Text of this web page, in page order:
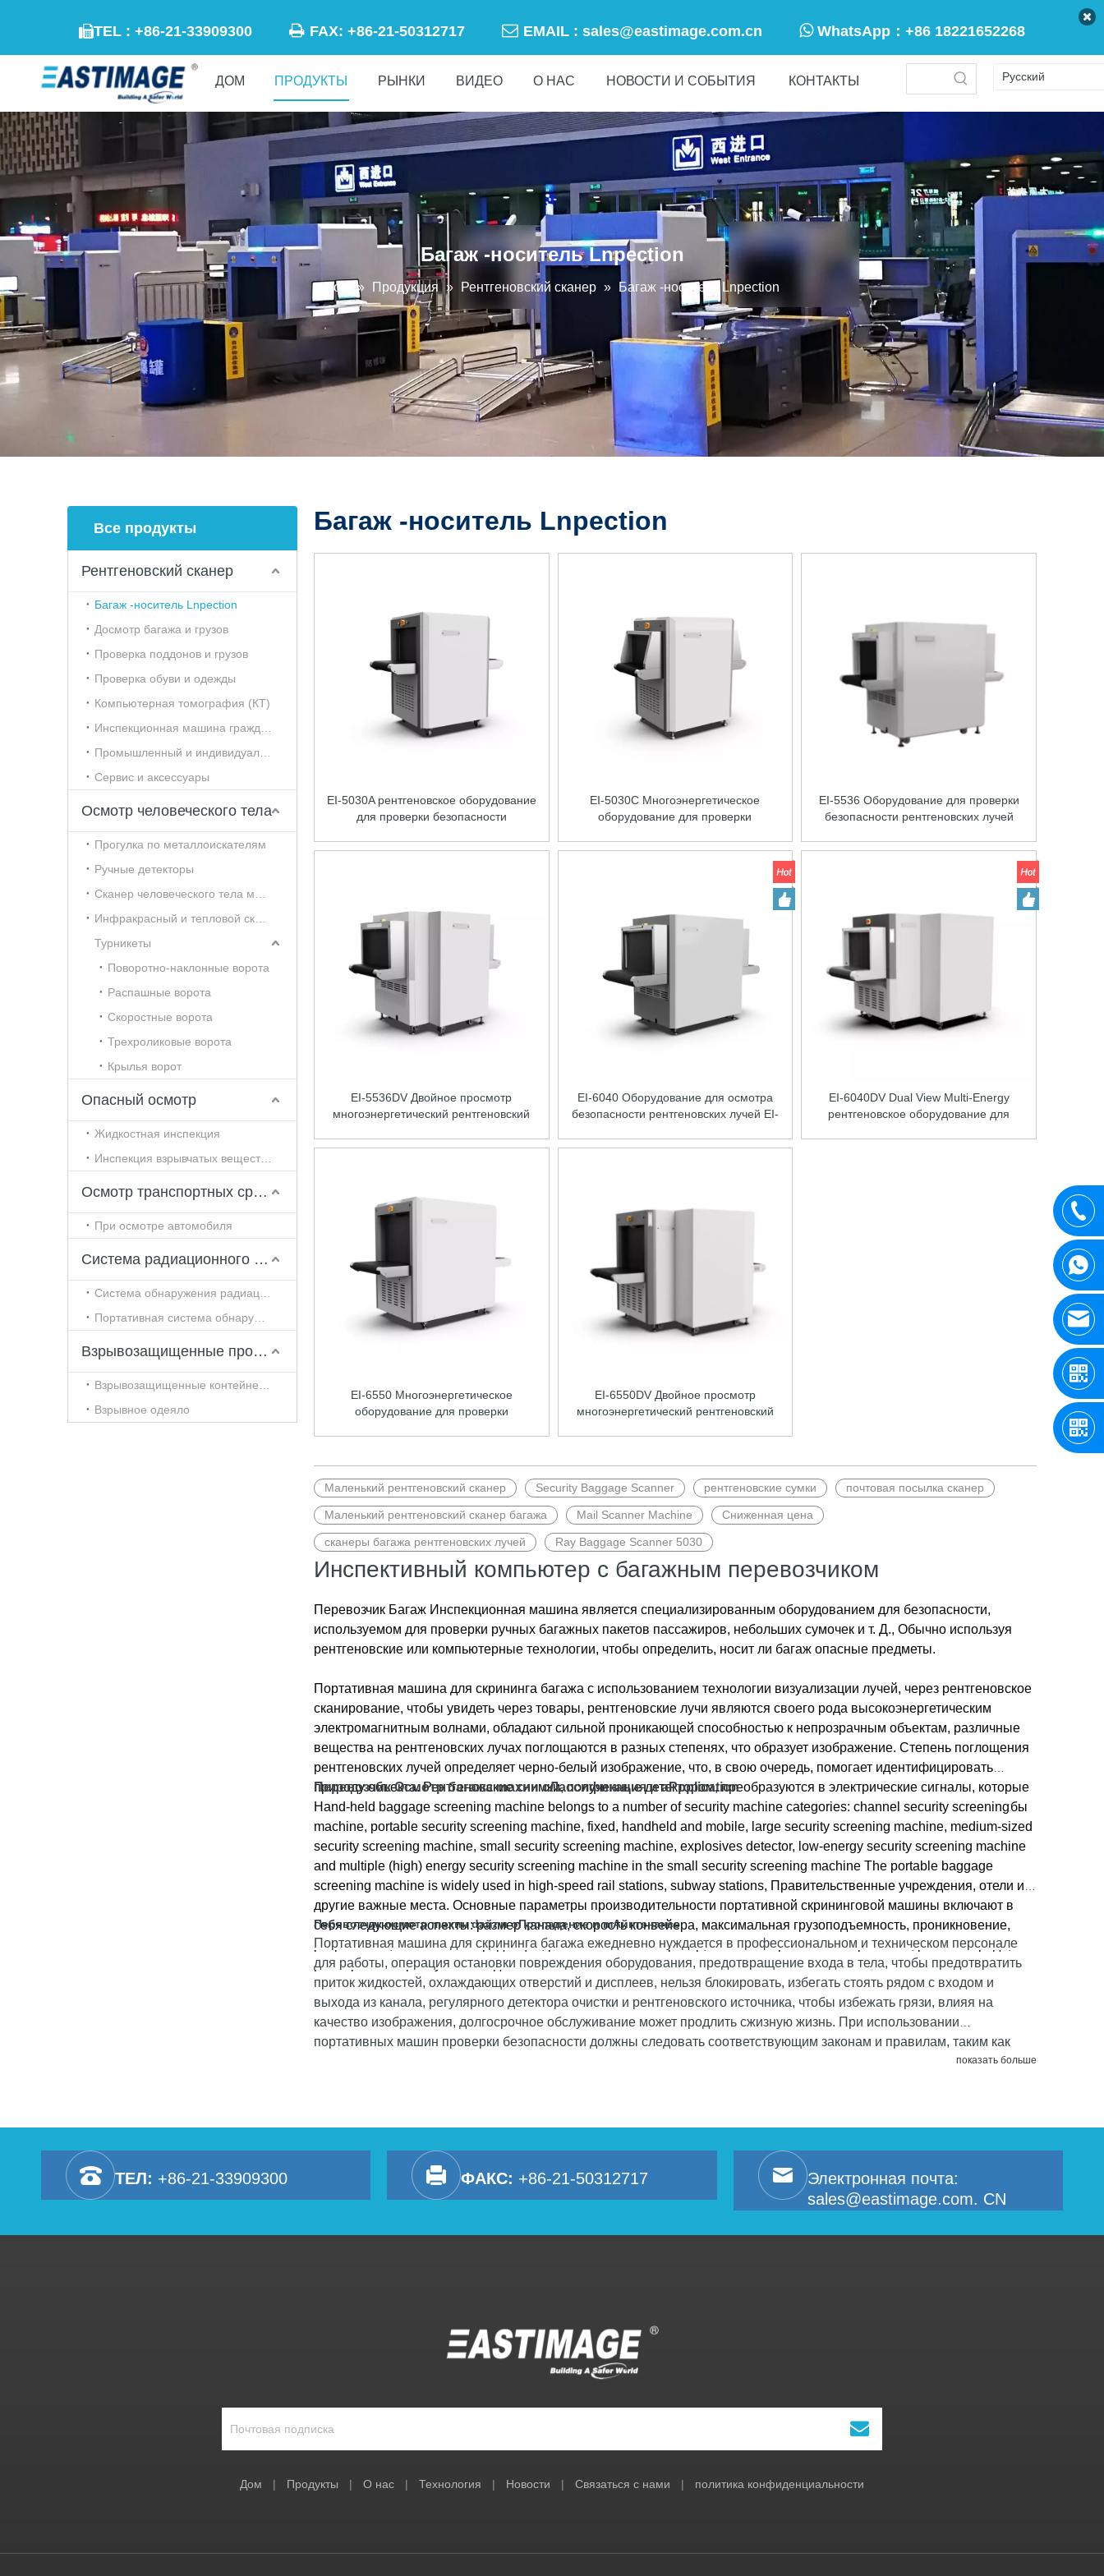
TEL : +86-21-33909300  FAX: +86-21-50312717  EMAIL : sales@eastimage.com.cn WhatsApp： +86 18221652268
ДОМ ПРОДУКТЫ РЫНКИ ВИДЕО О НАС НОВОСТИ И СОБЫТИЯ КОНТАКТЫ Pусский
Багаж -носитель Lnpection
Дом » Продукция » Рентгеновский сканер » Багаж -носитель Lnpection
Все продукты
Рентгеновский сканер
Багаж -носитель Lnpection
Досмотр багажа и грузов
Проверка поддонов и грузов
Проверка обуви и одежды
Компьютерная томография (КТ)
Сервис и аксессуары
Осмотр человеческого тела
Прогулка по металлоискателям
Ручные детекторы
Турникеты
Поворотно-наклонные ворота
Распашные ворота
Скоростные ворота
Трехроликовые ворота
Крылья ворот
Опасный осмотр
Жидкостная инспекция
Осмотр транспортных средств и автомобилей
При осмотре автомобиля
Система радиационного контроля
Взрывозащищенные продукты
Взрывное одеяло
Багаж -носитель Lnpection
EI-5030A рентгеновское оборудование
для проверки безопасности
EI-5030C Многоэнергетическое
оборудование для проверки
EI-5536 Оборудование для проверки
безопасности рентгеновских лучей
EI-5536DV Двойное просмотр
многоэнергетический рентгеновский
EI-6040 Оборудование для осмотра
безопасности рентгеновских лучей EI-
EI-6040DV Dual View Multi-Energy
рентгеновское оборудование для
EI-6550 Многоэнергетическое
оборудование для проверки
EI-6550DV Двойное просмотр
многоэнергетический рентгеновский
Маленький рентгеновский сканер Security Baggage Scanner рентгеновские сумки почтовая посылка сканер
Маленький рентгеновский сканер багажа Mail Scanner Machine Сниженная цена
сканеры багажа рентгеновских лучей Ray Baggage Scanner 5030
Инспективный компьютер с багажным перевозчиком
Перевозчик Багаж Инспекционная машина является специализированным оборудованием для безопасности,
используемом для проверки ручных багажных пакетов пассажиров, небольших сумочек и т. Д., Обычно используя
рентгеновские или компьютерные технологии, чтобы определить, носит ли багаж опасные предметы.
Портативная машина для скрининга багажа с использованием технологии визуализации лучей, через рентгеновское
сканирование, чтобы увидеть через товары, рентгеновские лучи являются своего рода высокоэнергетическим
электромагнитным волнами, обладают сильной проникающей способностью к непрозрачным объектам, различные
вещества на рентгеновских лучах поглощаются в разных степенях, что образует изображение. Степень поглощения
рентгеновских лучей определяет черно-белый изображение, что, в свою очередь, помогает идентифицировать
природу объекта. Рентгеновские снимки, полученные детектором, преобразуются в электрические сигналы, которые
затем преобразуются в изображение программным обеспечением для обработки изображений для анализа службы
безопасности. Различные вещества показаны в виде разных цветов на изображении, например, органические
изделия показаны как оранжевые, книги, керамика и т. Д. Показаны как зеленые, а металлы показаны как синие.
Перевозчик Осмотр багажа mахинcЛассификация иaPpplication
Hand-held baggage screening machine belongs to a number of security machine categories: channel security screening
machine, portable security screening machine, fixed, handheld and mobile, large security screening machine, medium-sized
security screening machine, small security screening machine, explosives detector, low-energy security screening machine
and multiple (high) energy security screening machine in the small security screening machine The portable baggage
screening machine is widely used in high-speed rail stations, subway stations, Правительственные учреждения, отели и
другие важные места. Основные параметры производительности портативной скрининговой машины включают в
себя следующие аспекты: размер канала, скорость конвейера, максимальная грузоподъемность, проникновение,
разрешение, безопасность радиации, рентгеновский генератор, система обработки изображений, рабочая среда,
размер монитора шума и так далее.
Перевозчик осмотр mахинdайлиoПропадение и mАйнтенансe
Портативная машина для скрининга багажа ежедневно нуждается в профессиональном и техническом персонале
для работы, операция остановки повреждения оборудования, предотвращение входа в тела, чтобы предотвратить
приток жидкостей, охлаждающих отверстий и дисплеев, нельзя блокировать, избегать стоять рядом с входом и
выхода из канала, регулярного детектора очистки и рентгеновского источника, чтобы избежать грязи, влияя на
качество изображения, долгосрочное обслуживание может продлить сжизную жизнь. При использовании
портативных машин проверки безопасности должны следовать соответствующим законам и правилам, таким как
регулярные проверки безопасности, персонал, чтобы выполнять свои принципы собственного радиационногопоказать больше
ТЕЛ: +86-21-33909300 ФАКС: +86-21-50312717
Электронная почта:
sales@eastimage.com. CN
Дом | Продукты | О нас | Технология | Новости | Связаться с нами | политика конфиденциальности